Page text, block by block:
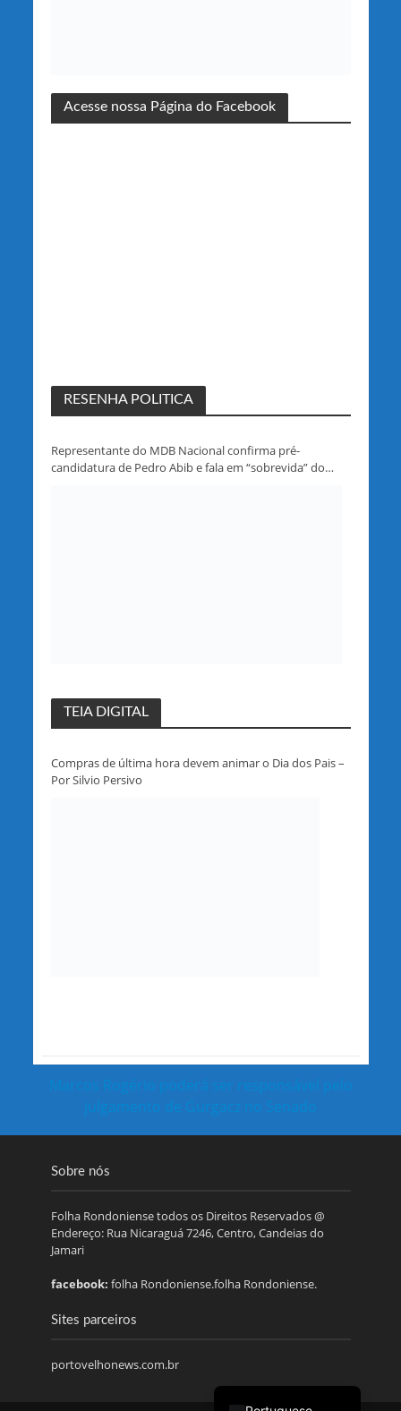
Acesse nossa Página do Facebook
RESENHA POLITICA
Representante do MDB Nacional confirma pré-
candidatura de Pedro Abib e fala em “sobrevida” do
TEIA DIGITAL
Compras de última hora devem animar o Dia dos Pais –
Por Silvio Persivo
Marcos Rogério poderá ser responsável pelo
julgamento de Gurgacz no Senado
Sobre nós
Folha Rondoniense todos os Direitos Reservados @
Endereço: Rua Nicaraguá 7246, Centro, Candeias do
Jamari
facebook: folha Rondoniense.folha Rondoniense.
Sites parceiros
portovelhonews.com.br